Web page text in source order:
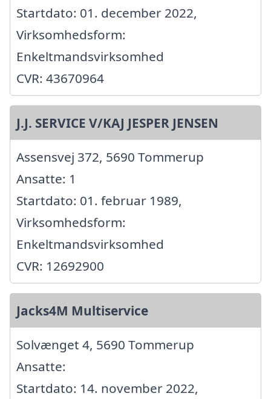
Startdato: 01. december 2022,
Virksomhedsform:
Enkeltmandsvirksomhed
CVR: 43670964
J.J. SERVICE V/KAJ JESPER JENSEN
Assensvej 372, 5690 Tommerup
Ansatte: 1
Startdato: 01. februar 1989,
Virksomhedsform:
Enkeltmandsvirksomhed
CVR: 12692900
Jacks4M Multiservice
Solvænget 4, 5690 Tommerup
Ansatte:
Startdato: 14. november 2022,